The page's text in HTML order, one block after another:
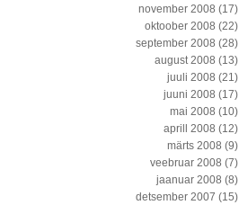
november 2008 (17)
oktoober 2008 (22)
september 2008 (28)
august 2008 (13)
juuli 2008 (21)
juuni 2008 (17)
mai 2008 (10)
aprill 2008 (12)
märts 2008 (9)
veebruar 2008 (7)
jaanuar 2008 (8)
detsember 2007 (15)